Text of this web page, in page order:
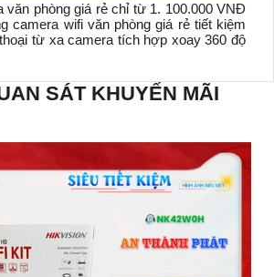
văn phòng giá rẻ chỉ từ 1. 100.000 VNĐ
camera wifi văn phòng giá rẻ tiết kiệm
từ xa camera tích hợp xoay 360 độ
SÁT KHUYẾN MÃI